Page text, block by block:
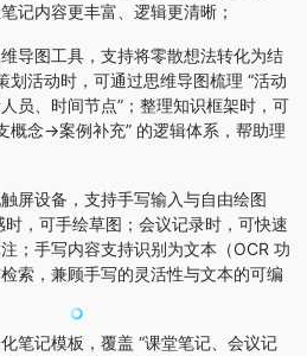
记内容更丰富、逻辑更清晰；
维导图工具，支持将零散想法转化为结
活动时，可通过思维导图梳理 “活动
员、时间节点”；整理知识框架时，可
概念→案例补充” 的逻辑体系，帮助理
触屏设备，支持手写输入与自由绘图
，可手绘草图；会议记录时，可快速
；手写内容支持识别为文本（OCR 功
索，兼顾手写的灵活性与文本的可编
化笔记模板，覆盖 “课堂笔记、会议记